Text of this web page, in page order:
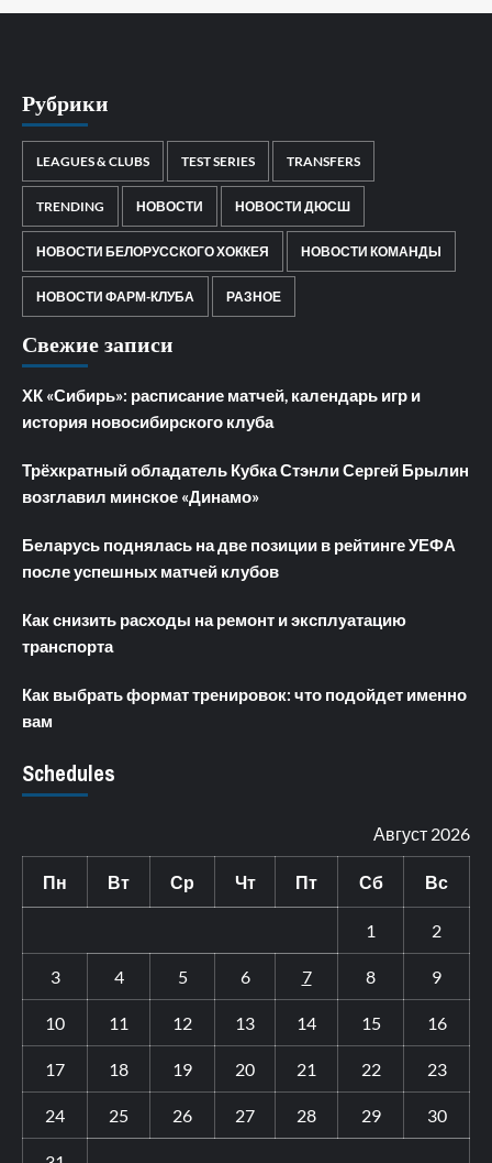
Рубрики
LEAGUES & CLUBS TEST SERIES TRANSFERS
TRENDING НОВОСТИ НОВОСТИ ДЮСШ
НОВОСТИ БЕЛОРУССКОГО ХОККЕЯ НОВОСТИ КОМАНДЫ
НОВОСТИ ФАРМ-КЛУБА РАЗНОЕ
Свежие записи
ХК «Сибирь»: расписание матчей, календарь игр и
история новосибирского клуба
Трёхкратный обладатель Кубка Стэнли Сергей Брылин
возглавил минское «Динамо»
Беларусь поднялась на две позиции в рейтинге УЕФА
после успешных матчей клубов
Как снизить расходы на ремонт и эксплуатацию
транспорта
Как выбрать формат тренировок: что подойдет именно
вам
Schedules
Август 2026
Пн Вт Ср Чт Пт Сб Вс
1 2
3 4 5 6 7 8 9
10 11 12 13 14 15 16
17 18 19 20 21 22 23
24 25 26 27 28 29 30